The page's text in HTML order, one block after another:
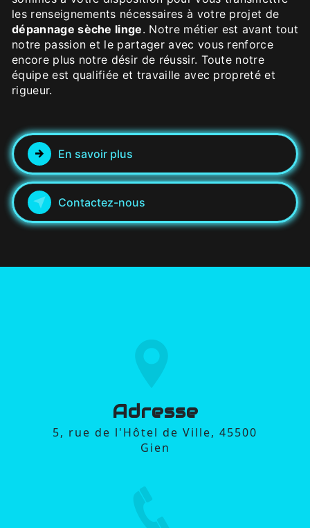
les renseignements nécessaires à votre projet de
dépannage sèche linge. Notre métier est avant tout
notre passion et le partager avec vous renforce
encore plus notre désir de réussir. Toute notre
équipe est qualifiée et travaille avec propreté et
rigueur.
En savoir plus
Contactez-nous
Adresse
5, rue de l'Hôtel de Ville, 45500
Gien